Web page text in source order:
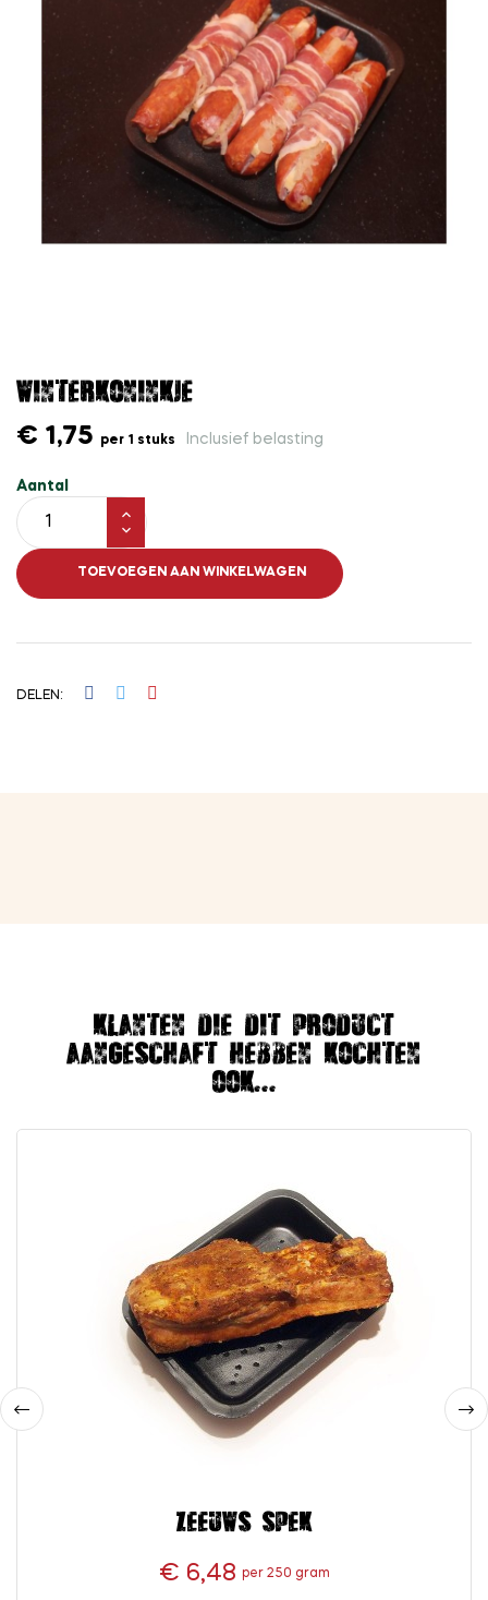
Winterkoninkje
€ 1,75 per 1 stuks Inclusief belasting
Aantal
TOEVOEGEN AAN WINKELWAGEN
DELEN
Klanten die dit product
aangeschaft hebben kochten
ook...
Zeeuws spek
Prijs
€ 6,48 per 250 gram